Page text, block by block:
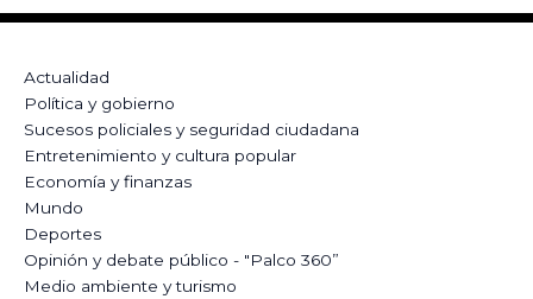
Actualidad
Política y gobierno
Sucesos policiales y seguridad ciudadana
Entretenimiento y cultura popular
Economía y finanzas
Mundo
Deportes
Opinión y debate público - "Palco 360”
Medio ambiente y turismo